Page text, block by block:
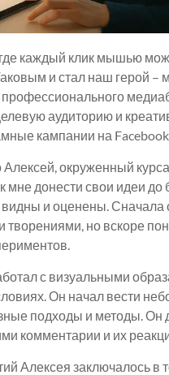
каждый клик мышью
и стал наш герой
профессионального
аудиторию и
кампании на
Алексей, окруженный
мне донести свои идеи
и оценены.
творениями, но вскоре
с визуальными
Он начал вести
подходы и методы. Он
комментарии и их
Алексея заключалось